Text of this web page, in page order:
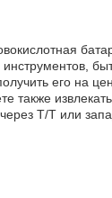
его на
также
T/T или